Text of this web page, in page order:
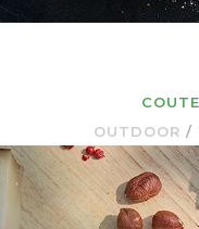
OUTDOOR /